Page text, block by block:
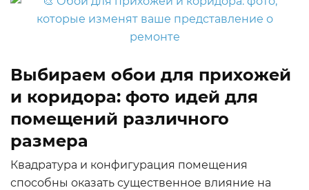
Выбираем обои для прихожей
и коридора: фото идей для
помещений различного
размера
Квадратура и конфигурация помещения
способны оказать существенное влияние на